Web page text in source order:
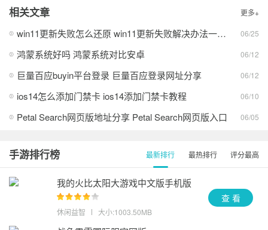
相关文章 更多+
win11更新失败怎么还原 win11更新失败解决办法一览2026 06/25
鸿蒙系统好吗 鸿蒙系统对比安卓 06/12
巨量百应buyin平台登录 巨量百应登录网址分享 06/12
ios14怎么添加门禁卡 ios14添加门禁卡教程 06/10
Petal Search网页版地址分享 Petal Search网页版入口 06/05
手游排行榜 最新排行 最热排行 评分最高
我的火比太阳大游戏中文版手机版
休闲益智 大小:1003.50MB
查 看